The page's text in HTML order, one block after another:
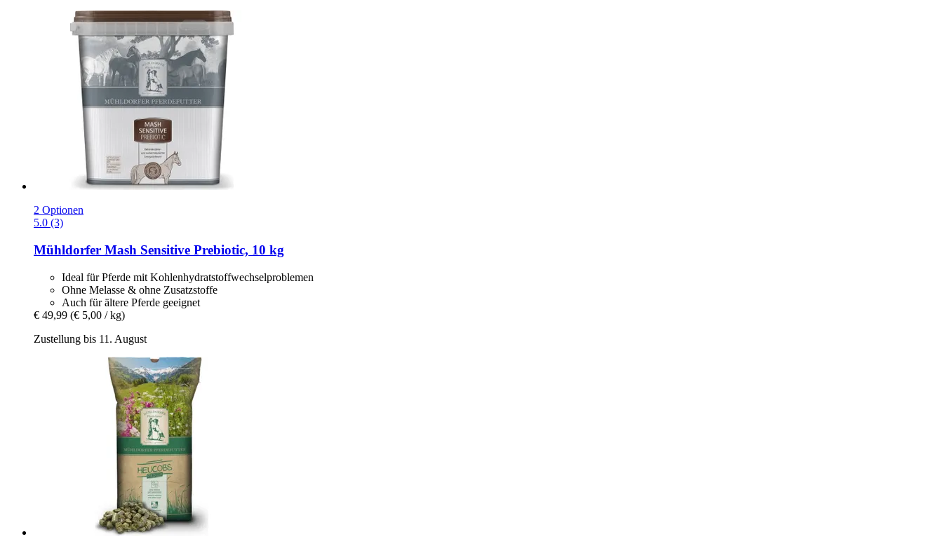
2 Optionen
5.0 (3)
Mühldorfer Mash Sensitive Prebiotic, 10 kg
Ideal für Pferde mit Kohlenhydratstoffwechselproblemen
Ohne Melasse & ohne Zusatzstoffe
Auch für ältere Pferde geeignet
€ 49,99 (€ 5,00 / kg)
Zustellung bis 11. August